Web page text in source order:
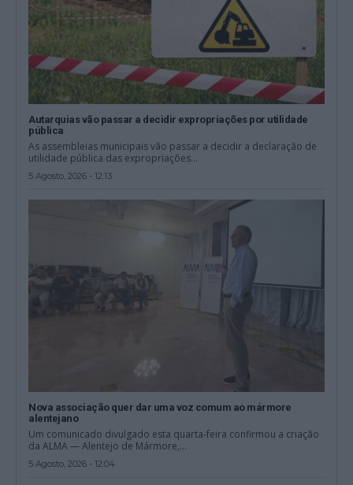
Autarquias vão passar a decidir expropriações por utilidade
pública
As assembleias municipais vão passar a decidir a declaração de
utilidade pública das expropriações...
5 Agosto, 2026 - 12:13
Nova associação quer dar uma voz comum ao mármore
alentejano
Um comunicado divulgado esta quarta-feira confirmou a criação
da ALMA — Alentejo de Mármore,...
5 Agosto, 2026 - 12:04